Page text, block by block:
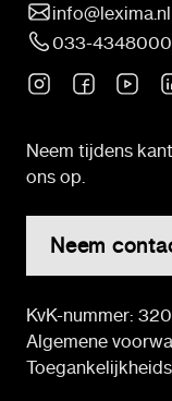
info@lexima.nl
033-4348000
Neem tijdens
ons op.
Neem
KvK-nummer:
Algemene